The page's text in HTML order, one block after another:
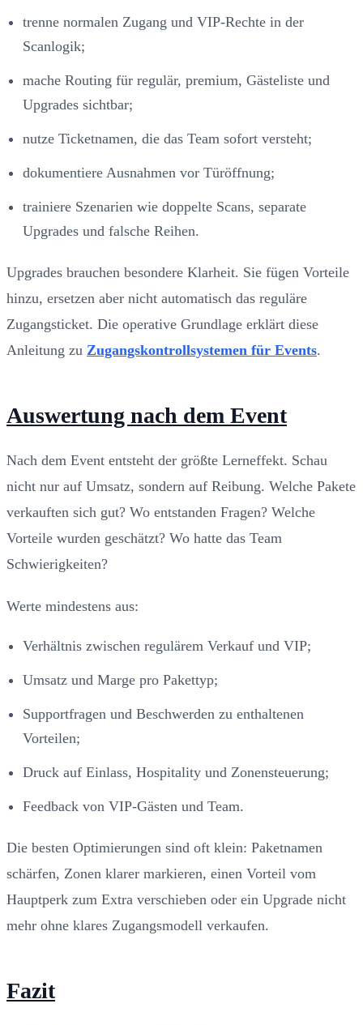
trenne normalen Zugang und VIP-Rechte in der
Scanlogik;
mache Routing für regulär, premium, Gästeliste und
Upgrades sichtbar;
nutze Ticketnamen, die das Team sofort versteht;
dokumentiere Ausnahmen vor Türöffnung;
trainiere Szenarien wie doppelte Scans, separate
Upgrades und falsche Reihen.
Upgrades brauchen besondere Klarheit. Sie fügen Vorteile
hinzu, ersetzen aber nicht automatisch das reguläre
Zugangsticket. Die operative Grundlage erklärt diese
Anleitung zu Zugangskontrollsystemen für Events.
Auswertung nach dem Event
Nach dem Event entsteht der größte Lerneffekt. Schau
nicht nur auf Umsatz, sondern auf Reibung. Welche Pakete
verkauften sich gut? Wo entstanden Fragen? Welche
Vorteile wurden geschätzt? Wo hatte das Team
Schwierigkeiten?
Werte mindestens aus:
Verhältnis zwischen regulärem Verkauf und VIP;
Umsatz und Marge pro Pakettyp;
Supportfragen und Beschwerden zu enthaltenen
Vorteilen;
Druck auf Einlass, Hospitality und Zonensteuerung;
Feedback von VIP-Gästen und Team.
Die besten Optimierungen sind oft klein: Paketnamen
schärfen, Zonen klarer markieren, einen Vorteil vom
Hauptperk zum Extra verschieben oder ein Upgrade nicht
mehr ohne klares Zugangsmodell verkaufen.
Fazit